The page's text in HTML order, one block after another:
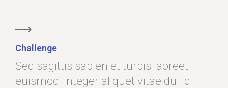
Challenge
Sed sagittis sapien et turpis laoreet
euismod. Integer aliquet vitae dui id